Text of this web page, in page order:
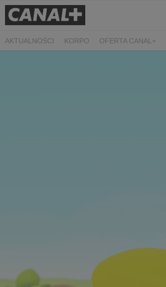
AKTUALNOŚCI KORPO OFERTA CANAL+